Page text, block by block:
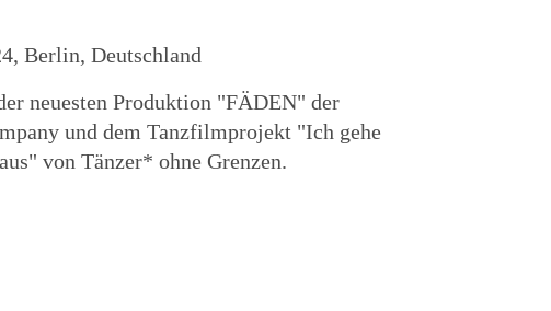
Berlin, Deutschland
neuesten Produktion "FÄDEN" der
und dem Tanzfilmprojekt "Ich gehe
von Tänzer* ohne Grenzen.